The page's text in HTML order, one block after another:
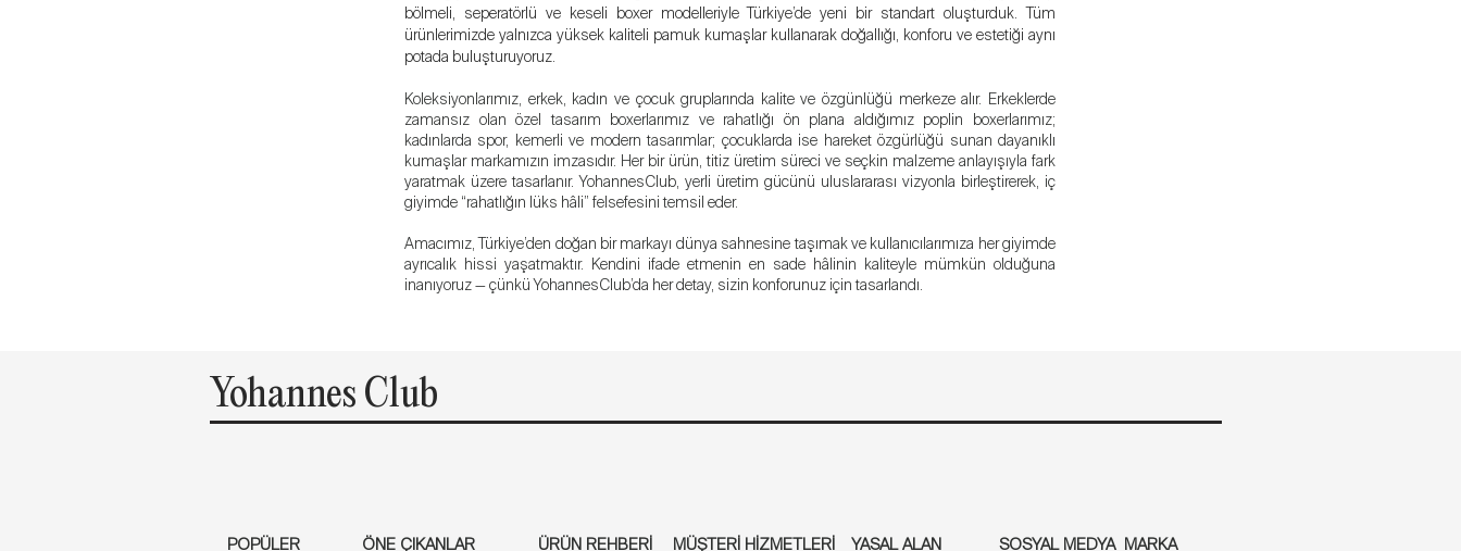
bölmeli, seperatörlü ve keseli boxer modelleriyle Türkiye’de yeni bir standart oluşturduk. Tüm
ürünlerimizde yalnızca yüksek kaliteli pamuk kumaşlar kullanarak doğallığı, konforu ve estetiği aynı
potada buluşturuyoruz.
Koleksiyonlarımız, erkek, kadın ve çocuk gruplarında kalite ve özgünlüğü merkeze alır. Erkeklerde
zamansız olan özel tasarım boxerlarımız ve rahatlığı ön plana aldığımız poplin boxerlarımız;
kadınlarda spor, kemerli ve modern tasarımlar; çocuklarda ise hareket özgürlüğü sunan dayanıklı
kumaşlar markamızın imzasıdır. Her bir ürün, titiz üretim süreci ve seçkin malzeme anlayışıyla fark
yaratmak üzere tasarlanır.YohannesClub, yerli üretim gücünü uluslararası vizyonla birleştirerek, iç
giyimde “rahatlığın lüks hâli” felsefesini temsil eder.
Amacımız, Türkiye’den doğan bir markayı dünya sahnesine taşımak ve kullanıcılarımıza her giyimde
ayrıcalık hissi yaşatmaktır. Kendini ifade etmenin en sade hâlinin kaliteyle mümkün olduğuna
inanıyoruz — çünkü YohannesClub’da her detay, sizin konforunuz için tasarlandı.
Yohannes Club
POPÜLER ÖNE ÇIKANLAR ÜRÜN REHBERİ MÜŞTERİ HİZMETLERİ YASAL ALAN SOSYAL MEDYA MARKA